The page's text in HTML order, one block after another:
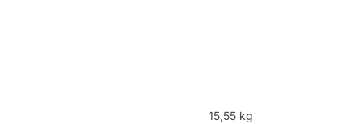
15,55 kg